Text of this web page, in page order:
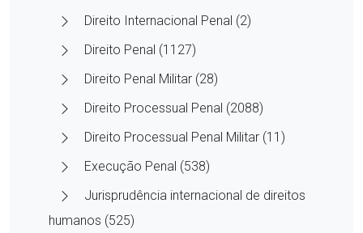
Direito Internacional Penal (2)
Direito Penal (1127)
Direito Penal Militar (28)
Direito Processual Penal (2088)
Direito Processual Penal Militar (11)
Execução Penal (538)
Jurisprudência internacional de direitos
humanos (525)